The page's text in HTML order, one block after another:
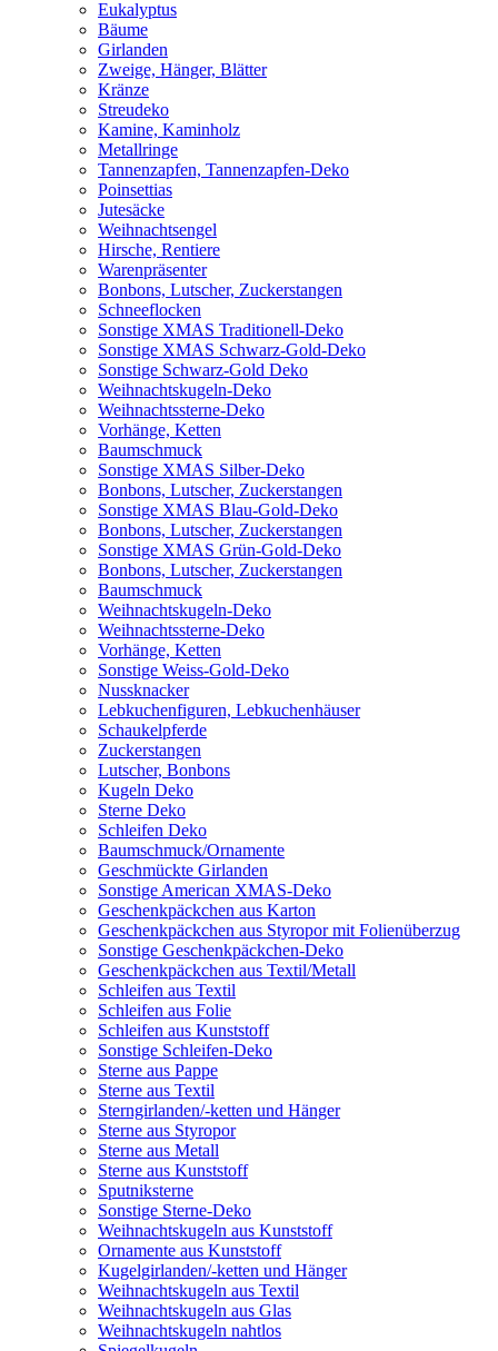
Eukalyptus
Bäume
Girlanden
Zweige, Hänger, Blätter
Kränze
Streudeko
Kamine, Kaminholz
Metallringe
Tannenzapfen, Tannenzapfen-Deko
Poinsettias
Jutesäcke
Weihnachtsengel
Hirsche, Rentiere
Warenpräsenter
Bonbons, Lutscher, Zuckerstangen
Schneeflocken
Sonstige XMAS Traditionell-Deko
Sonstige XMAS Schwarz-Gold-Deko
Sonstige Schwarz-Gold Deko
Weihnachtskugeln-Deko
Weihnachtssterne-Deko
Vorhänge, Ketten
Baumschmuck
Sonstige XMAS Silber-Deko
Bonbons, Lutscher, Zuckerstangen
Sonstige XMAS Blau-Gold-Deko
Bonbons, Lutscher, Zuckerstangen
Sonstige XMAS Grün-Gold-Deko
Bonbons, Lutscher, Zuckerstangen
Baumschmuck
Weihnachtskugeln-Deko
Weihnachtssterne-Deko
Vorhänge, Ketten
Sonstige Weiss-Gold-Deko
Nussknacker
Lebkuchenfiguren, Lebkuchenhäuser
Schaukelpferde
Zuckerstangen
Lutscher, Bonbons
Kugeln Deko
Sterne Deko
Schleifen Deko
Baumschmuck/Ornamente
Geschmückte Girlanden
Sonstige American XMAS-Deko
Geschenkpäckchen aus Karton
Geschenkpäckchen aus Styropor mit Folienüberzug
Sonstige Geschenkpäckchen-Deko
Geschenkpäckchen aus Textil/Metall
Schleifen aus Textil
Schleifen aus Folie
Schleifen aus Kunststoff
Sonstige Schleifen-Deko
Sterne aus Pappe
Sterne aus Textil
Sterngirlanden/-ketten und Hänger
Sterne aus Styropor
Sterne aus Metall
Sterne aus Kunststoff
Sputniksterne
Sonstige Sterne-Deko
Weihnachtskugeln aus Kunststoff
Ornamente aus Kunststoff
Kugelgirlanden/-ketten und Hänger
Weihnachtskugeln aus Textil
Weihnachtskugeln aus Glas
Weihnachtskugeln nahtlos